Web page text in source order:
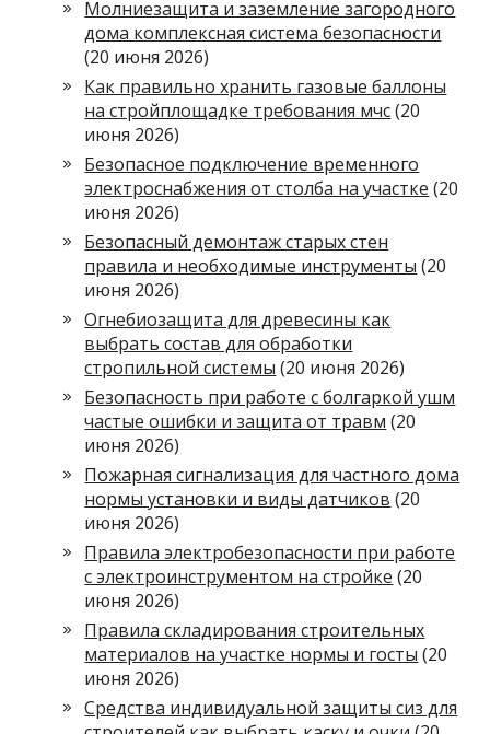
Молниезащита и заземление загородного
дома комплексная система безопасности
(20 июня 2026)
Как правильно хранить газовые баллоны
на стройплощадке требования мчс (20
июня 2026)
Безопасное подключение временного
электроснабжения от столба на участке (20
июня 2026)
Безопасный демонтаж старых стен
правила и необходимые инструменты (20
июня 2026)
Огнебиозащита для древесины как
выбрать состав для обработки
стропильной системы (20 июня 2026)
Безопасность при работе с болгаркой ушм
частые ошибки и защита от травм (20
июня 2026)
Пожарная сигнализация для частного дома
нормы установки и виды датчиков (20
июня 2026)
Правила электробезопасности при работе
с электроинструментом на стройке (20
июня 2026)
Правила складирования строительных
материалов на участке нормы и госты (20
июня 2026)
Средства индивидуальной защиты сиз для